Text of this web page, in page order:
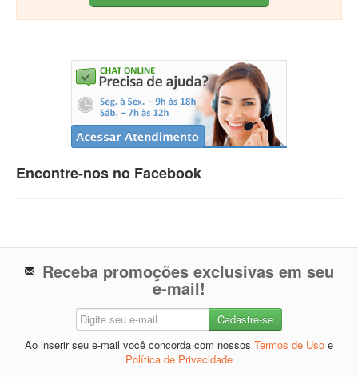
Encontre-nos no Facebook
Receba promoções exclusivas em seu
e-mail!
Ao inserir seu e-mail você concorda com nossos Termos de Uso e
Política de Privacidade